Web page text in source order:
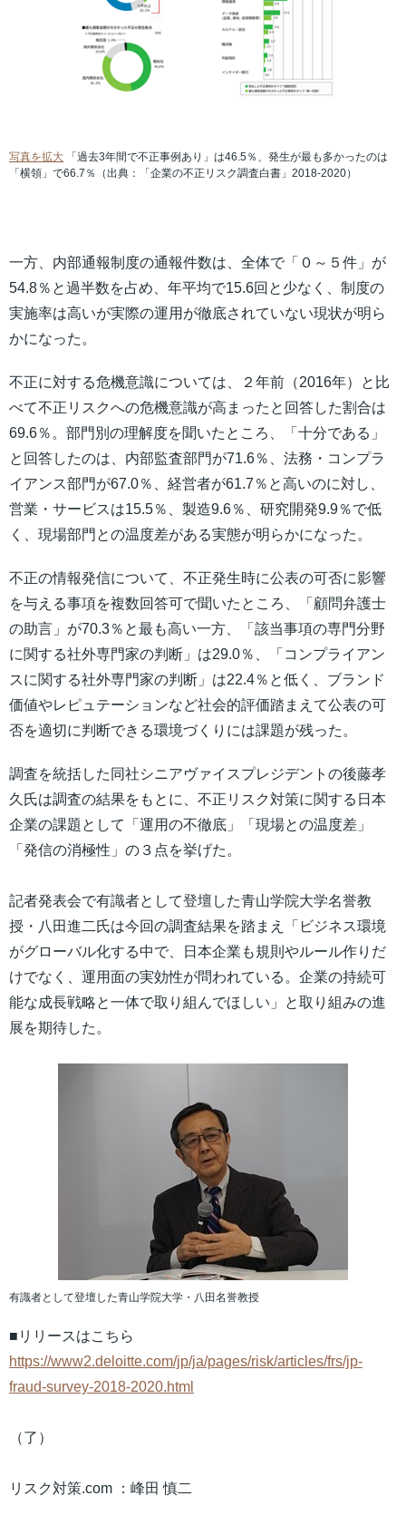
写真を拡大 「過去3年間で不正事例あり」は46.5％、発生が最も多かったのは
「横領」で66.7％（出典：「企業の不正リスク調査白書」2018-2020）
一方、内部通報制度の通報件数は、全体で「０～５件」が
54.8％と過半数を占め、年平均で15.6回と少なく、制度の
実施率は高いが実際の運用が徹底されていない現状が明ら
かになった。
不正に対する危機意識については、２年前（2016年）と比
べて不正リスクへの危機意識が高まったと回答した割合は
69.6％。部門別の理解度を聞いたところ、「十分である」
と回答したのは、内部監査部門が71.6％、法務・コンプラ
イアンス部門が67.0％、経営者が61.7％と高いのに対し、
営業・サービスは15.5％、製造9.6％、研究開発9.9％で低
く、現場部門との温度差がある実態が明らかになった。
不正の情報発信について、不正発生時に公表の可否に影響
を与える事項を複数回答可で聞いたところ、「顧問弁護士
の助言」が70.3％と最も高い一方、「該当事項の専門分野
に関する社外専門家の判断」は29.0％、「コンプライアン
スに関する社外専門家の判断」は22.4％と低く、ブランド
価値やレピュテーションなど社会的評価踏まえて公表の可
否を適切に判断できる環境づくりには課題が残った。
調査を統括した同社シニアヴァイスプレジデントの後藤孝
久氏は調査の結果をもとに、不正リスク対策に関する日本
企業の課題として「運用の不徹底」「現場との温度差」
「発信の消極性」の３点を挙げた。
記者発表会で有識者として登壇した青山学院大学名誉教
授・八田進二氏は今回の調査結果を踏まえ「ビジネス環境
がグローバル化する中で、日本企業も規則やルール作りだ
けでなく、運用面の実効性が問われている。企業の持続可
能な成長戦略と一体で取り組んでほしい」と取り組みの進
展を期待した。
有識者として登壇した青山学院大学・八田名誉教授
■リリースはこちら
https://www2.deloitte.com/jp/ja/pages/risk/articles/frs/jp-
fraud-survey-2018-2020.html
（了）
リスク対策.com ：峰田 慎二